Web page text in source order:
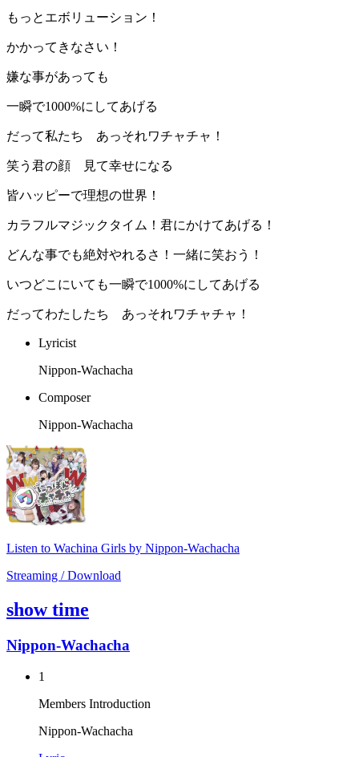
もっとエボリューション！
かかってきなさい！
嫌な事があっても
一瞬で1000%にしてあげる
だって私たち あっそれワチャチャ！
笑う君の顔 見て幸せになる
皆ハッピーで理想の世界！
カラフルマジックタイム！君にかけてあげる！
どんな事でも絶対やれるさ！一緒に笑おう！
いつどこにいても一瞬で1000%にしてあげる
だってわたしたち あっそれワチャチャ！
Lyricist
Nippon-Wachacha
Composer
Nippon-Wachacha
Listen to Wachina Girls by Nippon-Wachacha
Streaming / Download
show time
Nippon-Wachacha
1
Members Introduction
Nippon-Wachacha